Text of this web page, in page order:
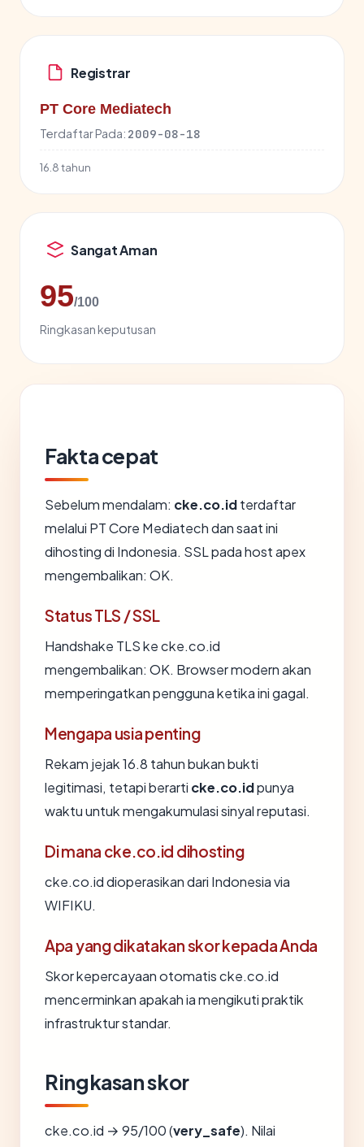
Registrar
PT Core Mediatech
Terdaftar Pada: 2009-08-18
16.8 tahun
Sangat Aman
95/100
Ringkasan keputusan
Fakta cepat
Sebelum mendalam: cke.co.idterdaftar
melalui PT Core Mediatech dan saat ini
dihosting di Indonesia. SSL pada host apex
mengembalikan: OK.
Status TLS / SSL
Handshake TLS ke cke.co.id
mengembalikan: OK. Browser modern akan
memperingatkan pengguna ketika ini gagal.
Mengapa usia penting
Rekam jejak 16.8 tahun bukan bukti
legitimasi, tetapi berarti cke.co.idpunya
waktu untuk mengakumulasi sinyal reputasi.
Di mana cke.co.id dihosting
cke.co.id dioperasikan dari Indonesia via
WIFIKU.
Apa yang dikatakan skor kepada Anda
Skor kepercayaan otomatis cke.co.id
mencerminkan apakah ia mengikuti praktik
infrastruktur standar.
Ringkasan skor
cke.co.id → 95/100 (very_safe). Nilai